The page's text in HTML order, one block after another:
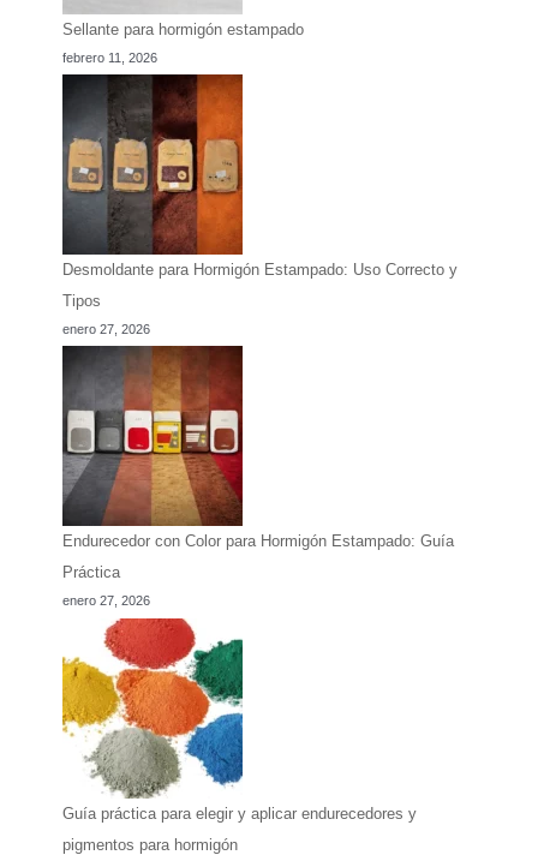
Sellante para hormigón estampado
febrero 11, 2026
Desmoldante para Hormigón Estampado: Uso Correcto y
Tipos
enero 27, 2026
Endurecedor con Color para Hormigón Estampado: Guía
Práctica
enero 27, 2026
Guía práctica para elegir y aplicar endurecedores y
pigmentos para hormigón